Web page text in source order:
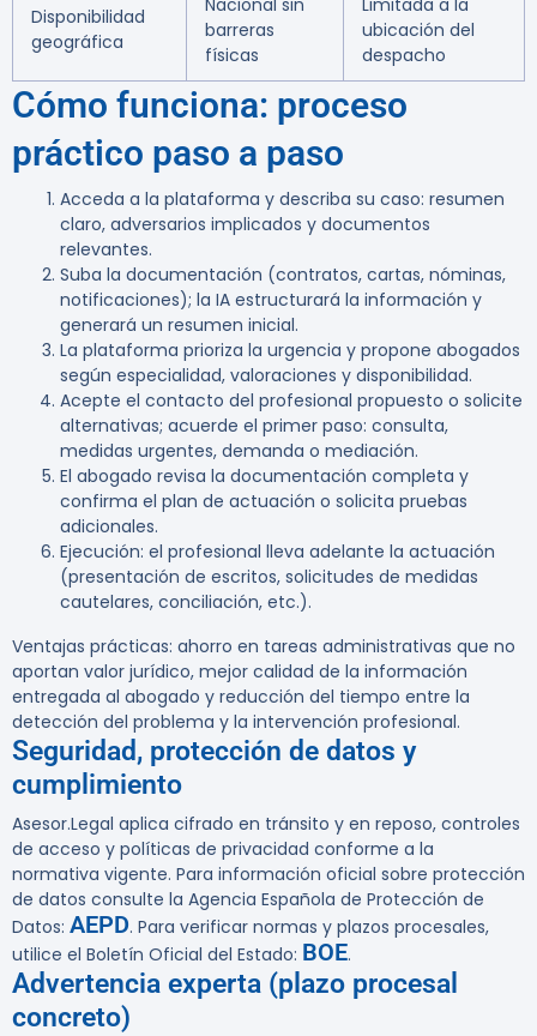
Disponibilidad
geográfica
Nacional sin
barreras
físicas
Limitada a la
ubicación del
despacho
Cómo funciona: proceso
práctico paso a paso
Acceda a la plataforma y describa su caso: resumen
claro, adversarios implicados y documentos
relevantes.
Suba la documentación (contratos, cartas, nóminas,
notificaciones); la IA estructurará la información y
generará un resumen inicial.
La plataforma prioriza la urgencia y propone abogados
según especialidad, valoraciones y disponibilidad.
Acepte el contacto del profesional propuesto o solicite
alternativas; acuerde el primer paso: consulta,
medidas urgentes, demanda o mediación.
El abogado revisa la documentación completa y
confirma el plan de actuación o solicita pruebas
adicionales.
Ejecución: el profesional lleva adelante la actuación
(presentación de escritos, solicitudes de medidas
cautelares, conciliación, etc.).
Ventajas prácticas: ahorro en tareas administrativas que no
aportan valor jurídico, mejor calidad de la información
entregada al abogado y reducción del tiempo entre la
detección del problema y la intervención profesional.
Seguridad, protección de datos y
cumplimiento
Asesor.Legal aplica cifrado en tránsito y en reposo, controles
de acceso y políticas de privacidad conforme a la
normativa vigente. Para información oficial sobre protección
de datos consulte la Agencia Española de Protección de
Datos: AEPD. Para verificar normas y plazos procesales,
utilice el Boletín Oficial del Estado: BOE.
Advertencia experta (plazo procesal
concreto)